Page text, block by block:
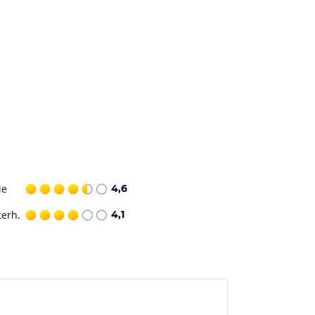
4,6
4,1